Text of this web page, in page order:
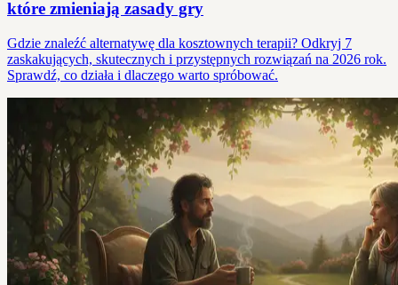
które zmieniają zasady gry
Gdzie znaleźć alternatywę dla kosztownych terapii? Odkryj 7
zaskakujących, skutecznych i przystępnych rozwiązań na 2026 rok.
Sprawdź, co działa i dlaczego warto spróbować.